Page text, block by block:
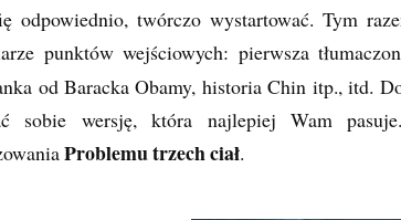
odpowiednio, twórczo wystartować. Tym
punktów wejściowych: pierwsza
od Baracka Obamy, historia Chin itp., itd.
sobie wersję, która najlepiej Wam
Problemu trzech ciał.